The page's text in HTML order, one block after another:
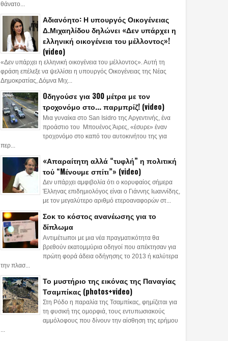
θάνατο...
Αδιανόητο: Η υπουργός Οικογένειας
Δ.Μιχαηλίδου δηλώνει «Δεν υπάρχει η
ελληνική οικογένεια του μέλλοντος»!
(video)
«Δεν υπάρχει η ελληνική οικογένεια του μέλλοντος». Αυτή τη
φράση επέλεξε να ψελλίσει η υπουργός Οικογένειας της Νέας
Δημοκρατίας, Δόμνα Μιχ...
Oδηγούσε για 300 μέτρα με τον
τροχονόμο στο... παρμπρίζ! (video)
Μια γυναίκα στο San Isidro της Αργεντινής, ένα
προάστιο του Μπουένος Άιρες, «έσυρε» έναν
τροχονόμο στο καπό του αυτοκινήτου της για
περ...
«Απαραίτητη αλλά “τυφλή” η πολιτική
τού “Mένουμε σπίτι”» (video)
Δεν υπάρχει αμφιβολία ότι ο κορυφαίος σήμερα
Έλληνας επιδημιολόγος είναι ο Γιάννης Ιωαννίδης,
με τον μεγαλύτερο αριθμό ετεροαναφορών στ...
Σοκ το κόστος ανανέωσης για το
δίπλωμα
Αντιμέτωποι με μια νέα πραγματικότητα θα
βρεθούν εκατομμύρια οδηγοί που απέκτησαν για
πρώτη φορά άδεια οδήγησης το 2013 ή καλύτερα
την πλασ...
Το μυστήριο της εικόνας της Παναγίας
Τσαμπίκας (photos+video)
Στη Ρόδο η παραλία της Τσαμπίκας, φημίζεται για
τη φυσική της ομορφιά, τους εντυπωσιακούς
αμμόλοφους που δίνουν την αίσθηση της ερήμου
...